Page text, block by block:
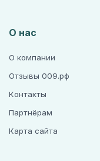
О нас
О компании
Отзывы 009.рф
Контакты
Партнёрам
Карта сайта